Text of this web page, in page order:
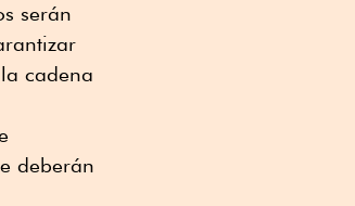
serán
cadena
deberán